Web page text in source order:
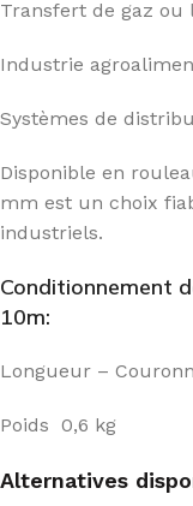
Transfert de gaz ou
Industrie
Systèmes de
Disponible en
mm est un choix
industriels.
Conditionnement
10m:
Longueur –
Poids 0,6 kg
Alternatives